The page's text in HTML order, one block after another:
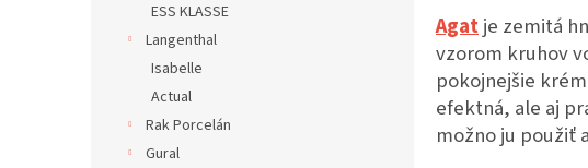
ESS KLASSE
Langenthal
Isabelle
Actual
Rak Porcelán
Gural
Agatje zemitá
vzorom kruhov
pokojnejšie
efektná, ale aj
možno ju použiť